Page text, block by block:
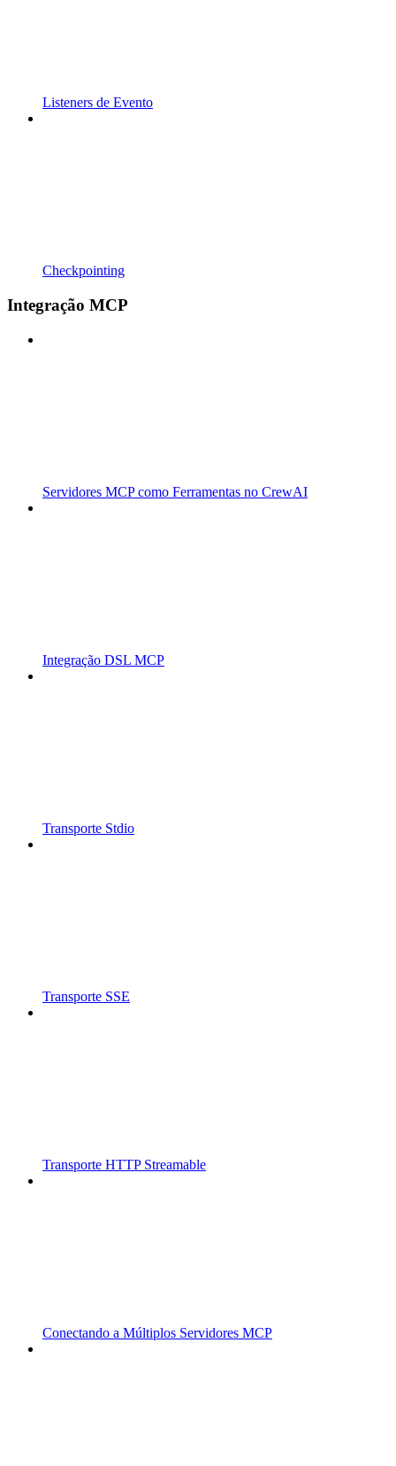
Listeners de Evento
Checkpointing
Integração MCP
Servidores MCP como Ferramentas no CrewAI
Integração DSL MCP
Transporte Stdio
Transporte SSE
Transporte HTTP Streamable
Conectando a Múltiplos Servidores MCP